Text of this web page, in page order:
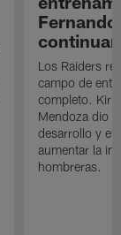
Los Raiders
campo de
completo. Kirk
Mendoza dio
desarrollo y el
aumentar la
hombreras.